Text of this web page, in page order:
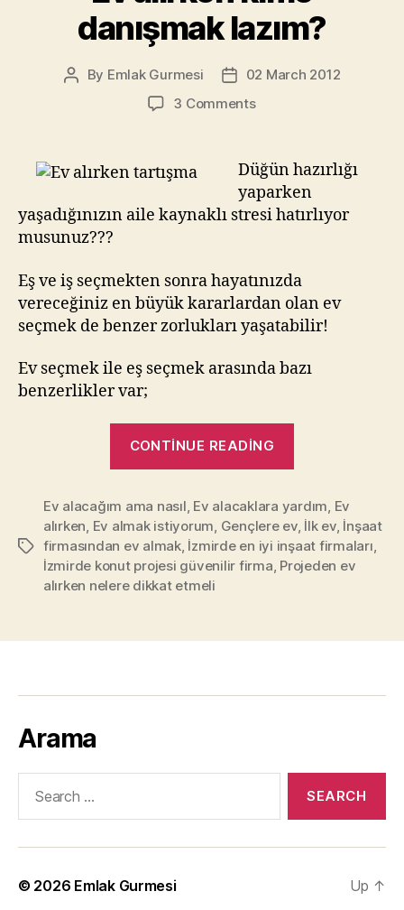
danışmak lazım?
Post
By Emlak Gurmesi
Post
date
02 March 2012
3 Commentson
kime
danışmak
lazım?
Düğün hazırlığı
yaparken
yaşadığınızın aile kaynaklı stresi hatırlıyor
musunuz???
Eş ve iş seçmekten sonra hayatınızda
vereceğiniz en büyük kararlardan olan ev
seçmek de benzer zorlukları yaşatabilir!
Ev seçmek ile eş seçmek arasında bazı
benzerlikler var;
CONTINUE READING
danışmak
lazım?”
Tags
Ev alacağım ama nasıl Ev alacaklara yardım Ev
alırken Ev almak istiyorum Gençlere ev, İlk ev, İnşaat
firmasından ev almak, İzmirde en iyi inşaat firmaları
İzmirde konut projesi güvenilir firma Projeden ev
alırken nelere dikkat etmeli
Arama
© 2026 Emlak Gurmesi Up ↑